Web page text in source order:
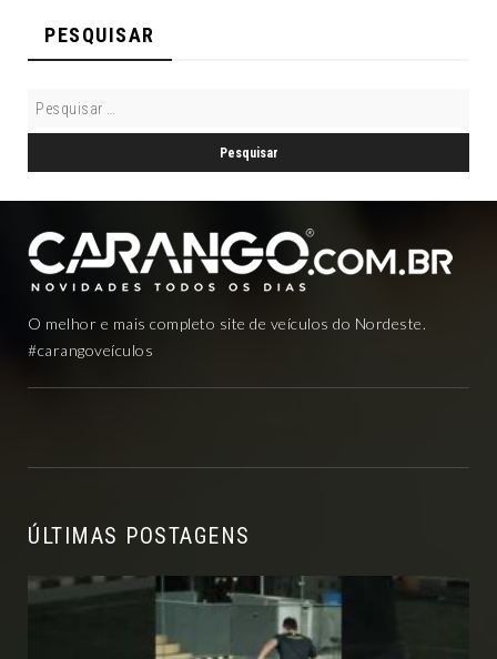
PESQUISAR
O melhor e mais completo site de veículos do Nordeste.
#carangoveículos
ÚLTIMAS POSTAGENS